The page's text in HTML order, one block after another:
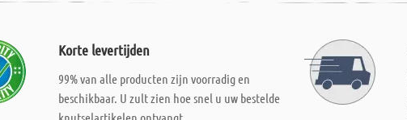
Korte levertijden
99% van alle producten zijn voorradig en
beschikbaar. U zult zien hoe snel u uw bestelde